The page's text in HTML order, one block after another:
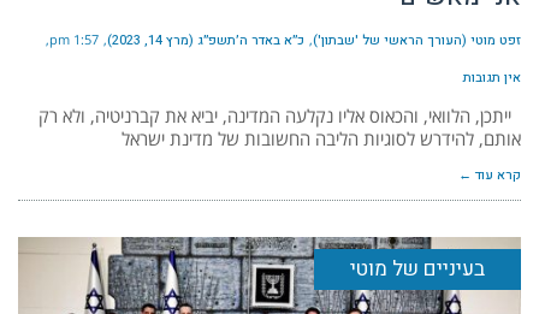
זפט מוטי (העורך הראשי של 'שבתון') כ״א באדר ה׳תשפ״ג (מרץ 14, 2023) 1:57 pm
אין תגובות
ייתכן, הלוואי, והכאוס אליו נקלעה המדינה, יביא את קברניטיה, ולא רק
אותם, להידרש לסוגיות הליבה החשובות של מדינת ישראל
קרא עוד ←
בעיניים של מוטי